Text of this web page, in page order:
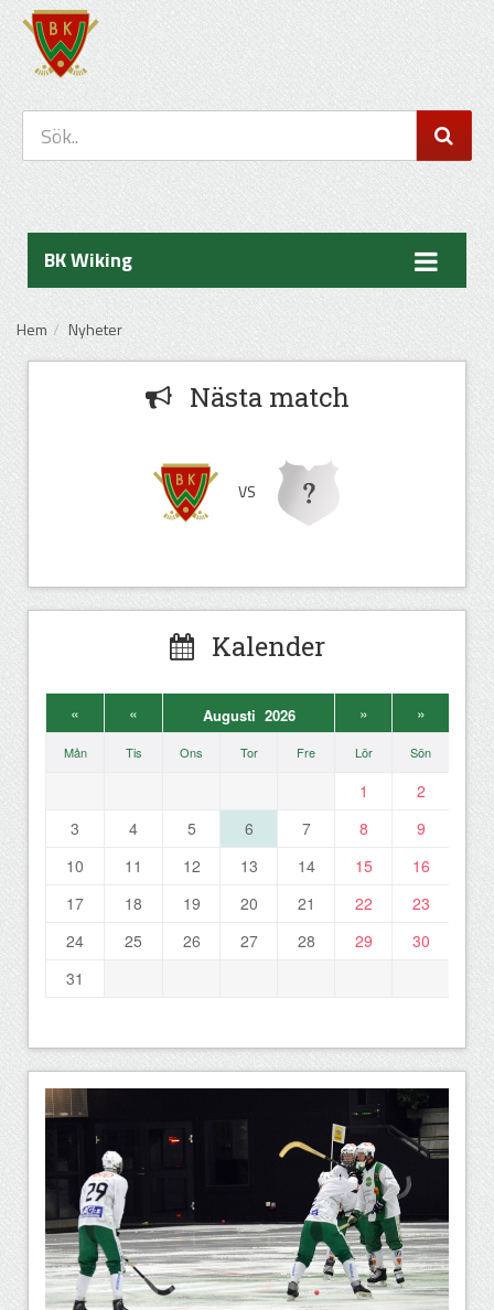
BK Wiking
Hem Nyheter
Nästa match
VS
Kalender
« « Augusti 2026 » »
Mån Tis Ons Tor Fre Lör Sön
1
2
3
4 5 6 7 8
9
10
11 12 13 14 15
16
17
18 19 20 21 22
23
24
25 26 27 28 29
30
31